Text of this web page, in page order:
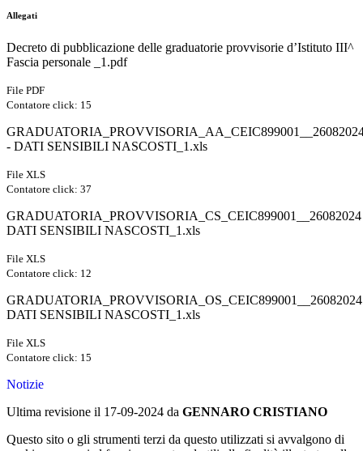
Allegati
Decreto di pubblicazione delle graduatorie provvisorie d’Istituto III^
Fascia personale _1.pdf
File PDF
Contatore click: 15
- DATI SENSIBILI NASCOSTI_1.xls
File XLS
Contatore click: 37
GRADUATORIA_PROVVISORIA_CS_CEIC899001__26082024
DATI SENSIBILI NASCOSTI_1.xls
File XLS
Contatore click: 12
GRADUATORIA_PROVVISORIA_OS_CEIC899001__26082024
DATI SENSIBILI NASCOSTI_1.xls
File XLS
Contatore click: 15
Notizie
Ultima revisione il 17-09-2024 da GENNARO CRISTIANO
Questo sito o gli strumenti terzi da questo utilizzati si avvalgono di